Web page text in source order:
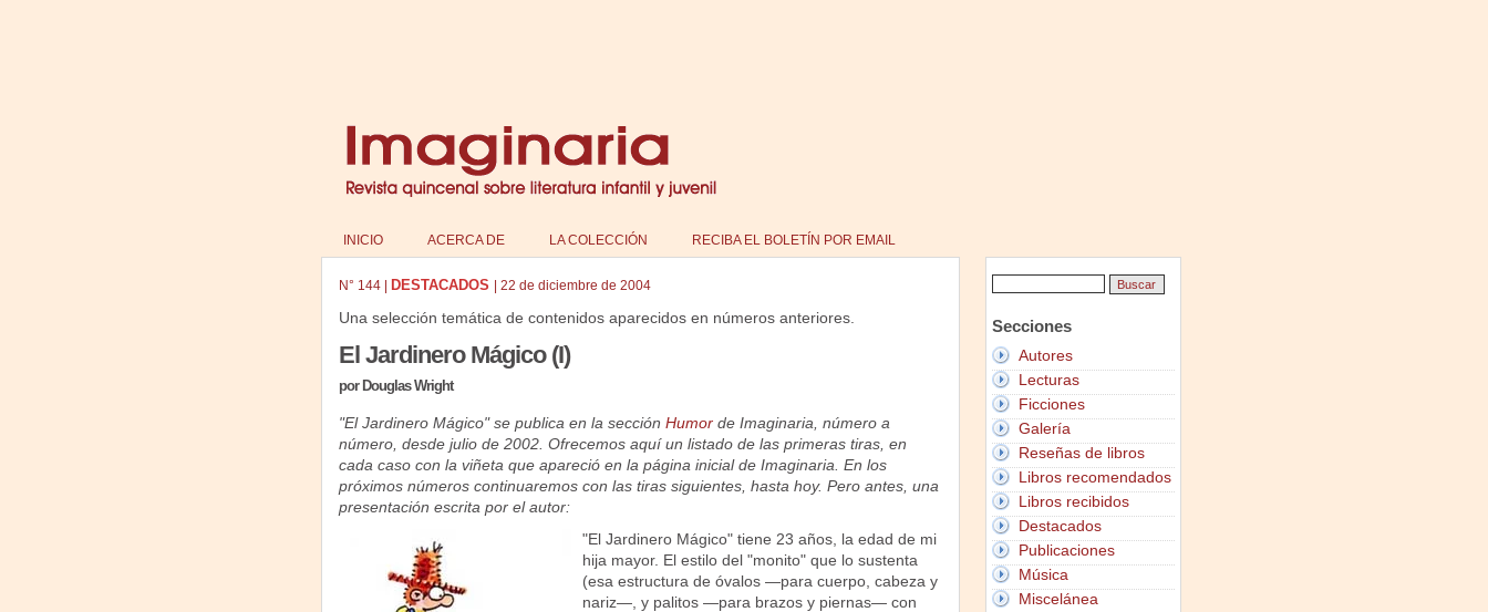
INICIO ACERCA DE LA COLECCIÓN RECIBA EL BOLETÍN POR EMAIL
N° 144| DESTACADOS 22 de diciembre de 2004
Una selección temática de contenidos aparecidos en números anteriores.
El Jardinero Mágico (I)
por Douglas Wright
"El Jardinero Mágico" se publica en la sección Humorde Imaginaria, número a
número, desde julio de 2002. Ofrecemos aquí un listado de las primeras tiras, en
cada caso con la viñeta que apareció en la página inicial de Imaginaria. En los
próximos números continuaremos con las tiras siguientes, hasta hoy. Pero antes, una
presentación escrita por el autor:
"El Jardinero Mágico" tiene 23 años, la edad de mi
hija mayor. El estilo del "monito" que lo sustenta
(esa estructura de óvalos —para cuerpo, cabeza y
nariz—, y palitos —para brazos y piernas— con
Secciones
Autores
Lecturas
Ficciones
Galería
Reseñas de libros
Libros recomendados
Libros recibidos
Destacados
Publicaciones
Música
Miscelánea